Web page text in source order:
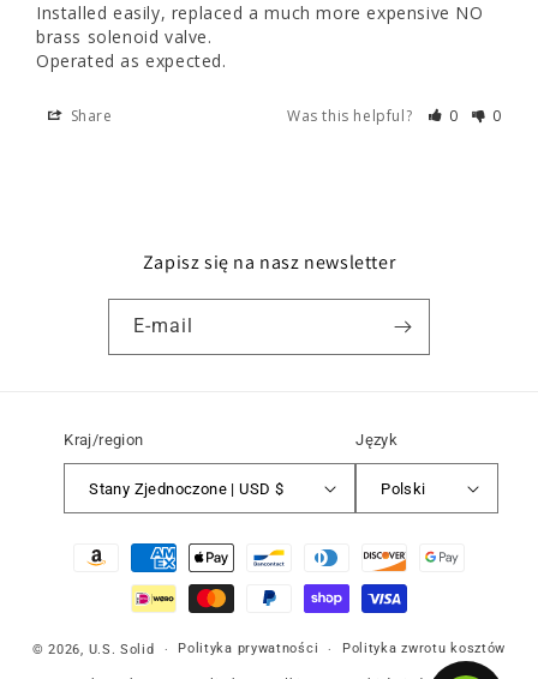
Installed easily, replaced a much more expensive NO
brass solenoid valve.
Operated as expected.
Share Was this helpful? 0 0
Zapisz się na nasz newsletter
E-mail
Kraj/region
Stany Zjednoczone | USD $
Język
Polski
Metody
© 2026, U.S. Solid Polityka prywatności Polityka zwrotu kosztów